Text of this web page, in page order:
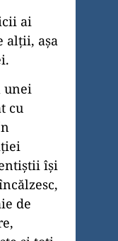
ai
alţii, aşa
unei
cu
îşi
de